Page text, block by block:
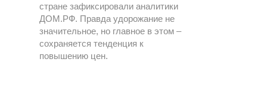
стране зафиксировали аналитики
ДОМ.РФ. Правда удорожание не
значительное, но главное в этом –
сохраняется тенденция к
повышению цен.